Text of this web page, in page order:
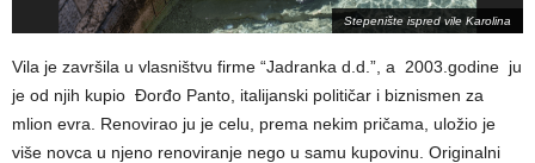
Stepenište ispred vile Karolina
Vila je završila u vlasništvu firme “Jadranka d.d.”, a 2003.godine ju
je od njih kupio Đorđo Panto, italijanski političar i biznismen za
mlion evra. Renovirao ju je celu, prema nekim pričama, uložio je
više novca u njeno renoviranje nego u samu kupovinu. Originalni